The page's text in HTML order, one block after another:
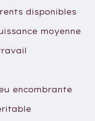
disponibles
moyenne
encombrante